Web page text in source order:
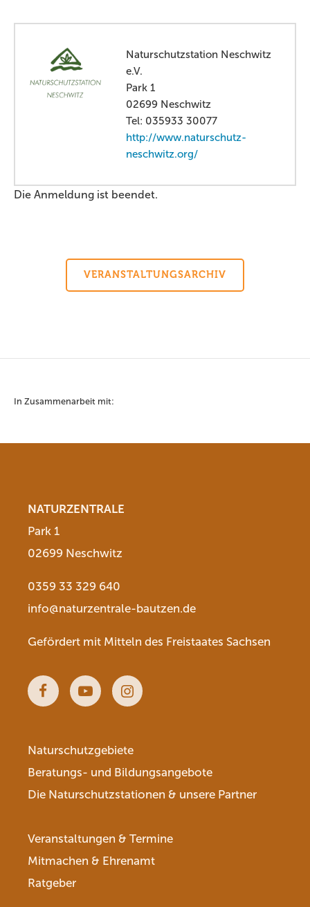
Naturschutzstation Neschwitz
e.V.
Park 1
02699 Neschwitz
Tel: 035933 30077
http://www.naturschutz-
neschwitz.org/
Die Anmeldung ist beendet.
VERANSTALTUNGSARCHIV
In Zusammenarbeit mit:
NATURZENTRALE
Park 1
02699 Neschwitz
0359 33 329 640
info@naturzentrale-bautzen.de
Gefördert mit Mitteln des Freistaates Sachsen
FacebookYoutubeInstagram
Naturschutzgebiete
Beratungs- und Bildungsangebote
Die Naturschutzstationen & unsere Partner
Veranstaltungen & Termine
Mitmachen & Ehrenamt
Ratgeber